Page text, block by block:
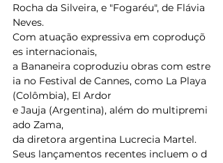
Rocha da Silveira, e "Fogaréu", de Flávia
Neves.
Com atuação expressiva em coproduçõ
es internacionais,
a Bananeira coproduziu obras com estre
ia no Festival de Cannes, como La Playa
(Colômbia), El Ardor
e Jauja (Argentina), além do multipremi
ado Zama,
da diretora argentina Lucrecia Martel.
Seus lançamentos recentes incluem o d